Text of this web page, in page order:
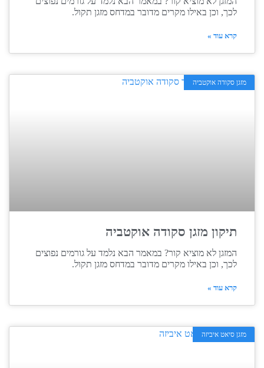
לכך, וכן באילו מקרים מדובר במדחס מזגן תקול.
קרא עוד »
מזגן סקודה אוקטביה
תיקון מזגן סקודה אוקטביה
המזגן לא מוציא קור? במאמר הבא נלמד על גורמים נפוצים
לכך, וכן באילו מקרים מדובר במדחס מזגן תקול.
קרא עוד »
מזגן סיאט איביזה